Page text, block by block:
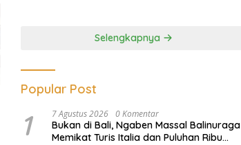
Selengkapnya
Popular Post
1 7 Agustus 2026 0 Komentar
Bukan di Bali, Ngaben Massal Balinuraga
Memikat Turis Italia dan Puluhan Ribu